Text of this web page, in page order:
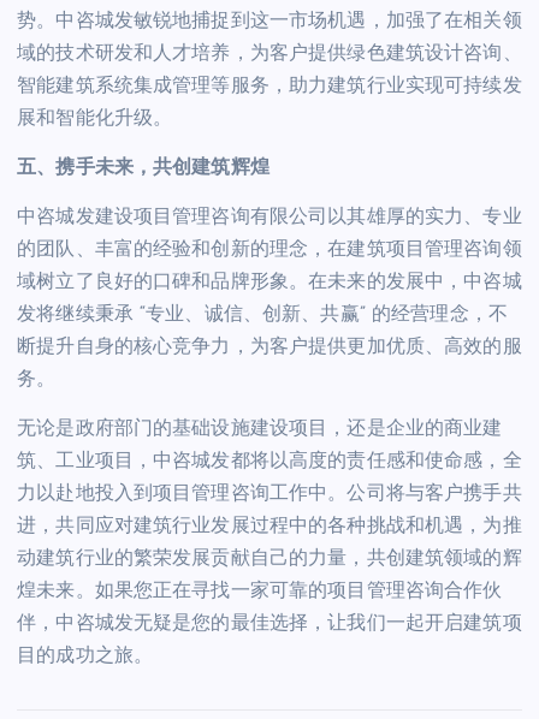
势。中咨城发敏锐地捕捉到这一市场机遇，加强了在相关领
域的技术研发和人才培养，为客户提供绿色建筑设计咨询、
智能建筑系统集成管理等服务，助力建筑行业实现可持续发
展和智能化升级。
五、携手未来，共创建筑辉煌
中咨城发建设项目管理咨询有限公司以其雄厚的实力、专业
的团队、丰富的经验和创新的理念，在建筑项目管理咨询领
域树立了良好的口碑和品牌形象。在未来的发展中，中咨城
发将继续秉承 “专业、诚信、创新、共赢” 的经营理念，不
断提升自身的核心竞争力，为客户提供更加优质、高效的服
务。
无论是政府部门的基础设施建设项目，还是企业的商业建
筑、工业项目，中咨城发都将以高度的责任感和使命感，全
力以赴地投入到项目管理咨询工作中。公司将与客户携手共
进，共同应对建筑行业发展过程中的各种挑战和机遇，为推
动建筑行业的繁荣发展贡献自己的力量，共创建筑领域的辉
煌未来。如果您正在寻找一家可靠的项目管理咨询合作伙
伴，中咨城发无疑是您的最佳选择，让我们一起开启建筑项
目的成功之旅。